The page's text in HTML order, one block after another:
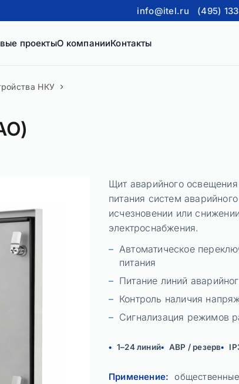
info@itel.ru (495)
проектыО компанииКонтакты
НКУ
Щит аварийного
питания систем
исчезновении или
электроснабжения.
Автоматическое
питания
Питание линий
Контроль наличия
Сигнализация режимов
1–24 линий АВР / резерв
Применение: общественные